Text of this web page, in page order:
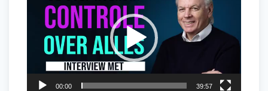
00:00 39:57